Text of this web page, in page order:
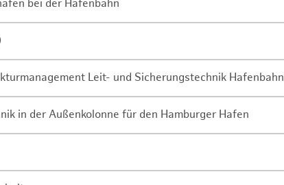
bei der Hafenbahn
Leit- und Sicherungstechnik Hafenbahn
in der Außenkolonne für den Hamburger Hafen